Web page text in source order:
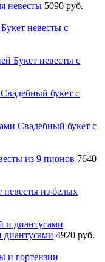
невесты 5090 руб.
Букет невесты с
Букет невесты с
Свадебный букет с
Свадебный букет с
из 9 пионов 7640
невесты из белых
диантусами 4920 руб.